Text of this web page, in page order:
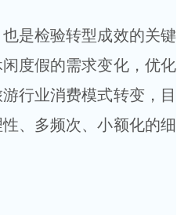
是检验转型成效的关键
度假的需求变化，优化
行业消费模式转变，目
、多频次、小额化的细